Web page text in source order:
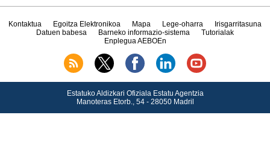
Kontaktua Egoitza Elektronikoa Mapa Lege-oharra
Irisgarritasuna
Datuen babesa
Barneko informazio-sistema
Tutorialak
Enplegua AEBOEn
Estatuko Aldizkari Ofiziala Estatu Agentzia
Manoteras Etorb., 54 - 28050 Madril